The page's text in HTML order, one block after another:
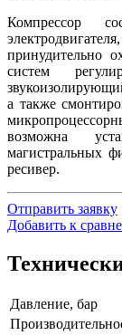
Компрессор
принудительно
систем
а также
возможна
магистральных
ресивер.
Отправить заявку
Добавить к
Давление, бар